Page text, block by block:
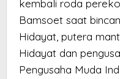
kembali roda
Bamsoet saat
Hidayat, putera
Hidayat dan
Pengusaha Muda